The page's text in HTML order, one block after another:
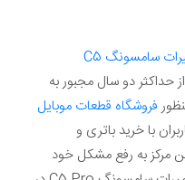
تعمیرات سامسونگ C5
حداکثر دو سال مجبور به
فروشگاه قطعات موبایل
با خرید باتری و
مرکز به رفع مشکل خود